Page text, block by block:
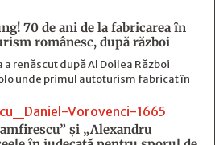
70 de ani de la fabricarea în
românesc, după război
renăscut după Al Doilea Război
unde primul autoturism fabricat în
și „Alexandru